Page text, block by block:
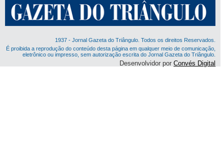
1937 - Jornal Gazeta do Triângulo. Todos os direitos Reservados.
É proibida a reprodução do conteúdo desta página em qualquer meio de comunicação,
eletrônico ou impresso, sem autorização escrita do Jornal Gazeta do Triângulo.
Desenvolvidor porConvés Digital